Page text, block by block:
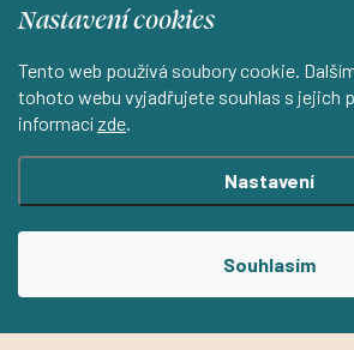
Nastavení cookies
Tento web používá soubory cookie.
tohoto webu vyjadřujete souhlas s jejich
informací zde.
Nastavení
Souhlasím
Instagram
Upravit nastavení cookies